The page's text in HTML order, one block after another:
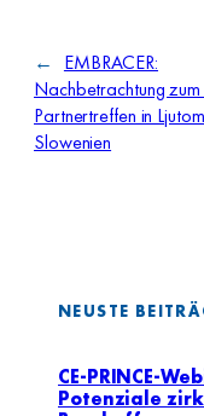
←
EMBRACER:
Nachbetrachtung
Partnertreffen in
Slowenien
NEUSTE
CE-PRINCE-
Potenziale